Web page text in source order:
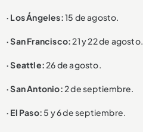
· Los Ángeles:15 de agosto.
· San Francisco: 21 y 22 de agosto.
· Seattle: 26 de agosto.
· San Antonio: 2 de septiembre.
· El Paso: 5 y 6 de septiembre.